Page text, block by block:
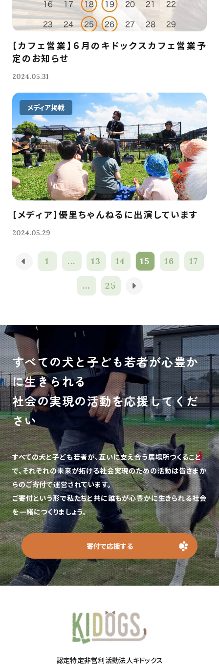
【カフェ営業】６月のキドックスカフェ営業予
定のお知らせ
2024.05.31
メディア掲載
【メディア】優里ちゃんねるに出演しています
2024.05.29
1 ... 13 14 15 16 17
... 25
すべての犬と子ども若者が心豊か
に生きられる
社会の実現の活動を応援してくだ
さい
すべての犬と子ども若者が、互いに支え合う居場所つくること
で、それぞれの未来が拓ける社会実現のための活動は皆さまか
らのご寄付で運営されています。
ご寄付という形で私たちと共に誰もが心豊かに生きられる社会
を一緒につくりましょう。
寄付で応援する
認定特定非営利活動法人キドックス